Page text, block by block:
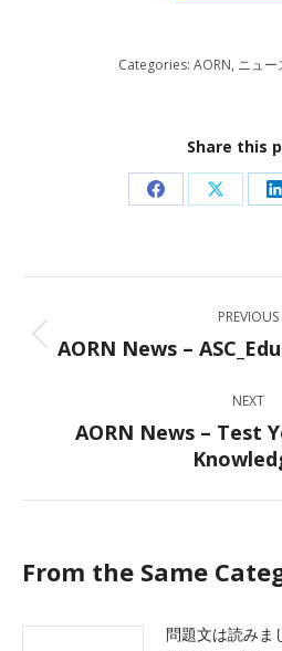
Categories: AORN, ニュー
Share this
Share
Facebook
Share
X
navigation
PREVIOUS
AORN News –
NEXT
Next
post:
AORN News – Test
From the Same
問題文は読みま